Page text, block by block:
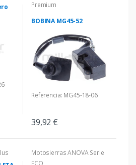
Premium
BOBINA MG45-52
Referencia: MG45-18-06
39,92 €
Motosierras ANOVA Serie
ECO